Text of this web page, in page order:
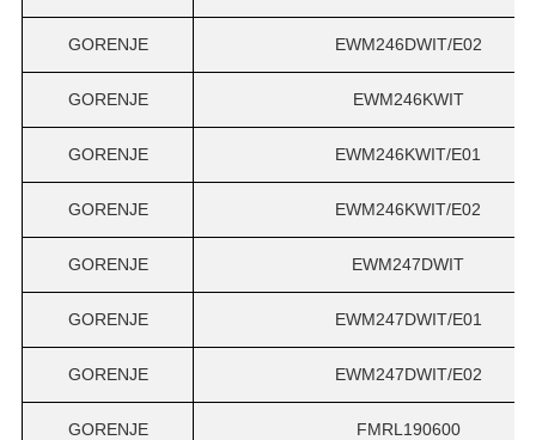
GORENJE EWM246DWIT/E02
GORENJE EWM246KWIT
GORENJE EWM246KWIT/E01
GORENJE EWM246KWIT/E02
GORENJE EWM247DWIT
GORENJE EWM247DWIT/E01
GORENJE EWM247DWIT/E02
GORENJE FMRL190600